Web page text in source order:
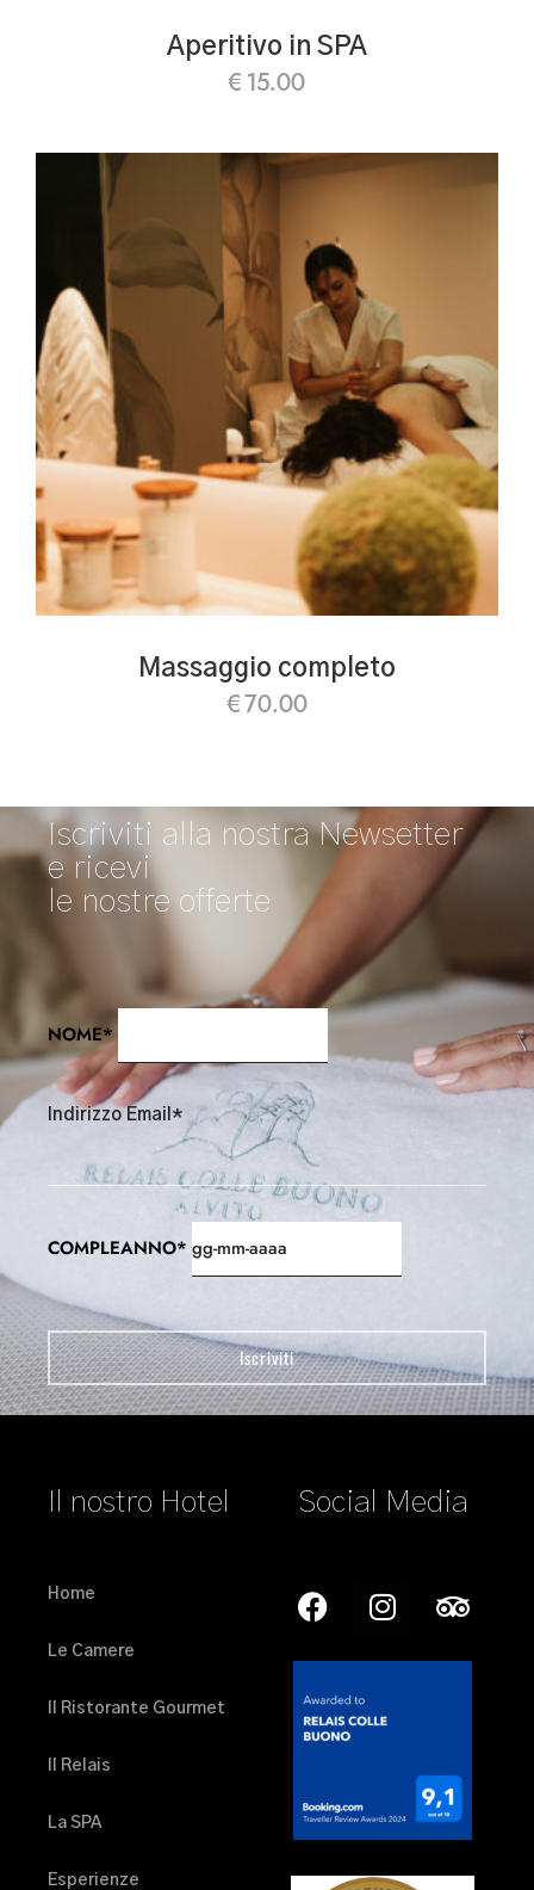
Aperitivo in SPA
€ 15.00
Massaggio completo
€ 70.00
Iscriviti alla nostra Newsetter
e ricevi
le nostre offerte
NOME*
Indirizzo Email*
COMPLEANNO*
Il nostro Hotel
Home
Le Camere
Il Ristorante Gourmet
Il Relais
La SPA
Esperienze
Social Media